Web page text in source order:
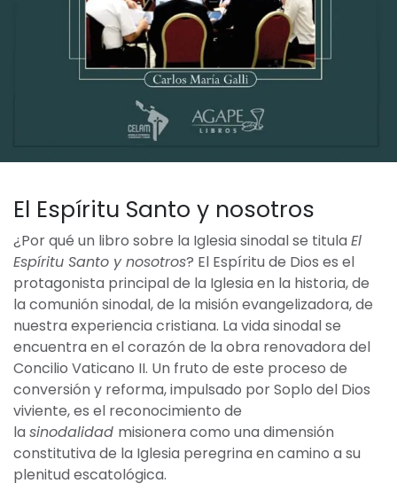
El Espíritu Santo y nosotros
¿Por qué un libro sobre la Iglesia sinodal se titulaEl
Espíritu Santo y nosotros? El Espíritu de Dios es el
protagonista principal de la Iglesia en la historia, de
la comunión sinodal, de la misión evangelizadora, de
nuestra experiencia cristiana. La vida sinodal se
encuentra en el corazón de la obra renovadora del
Concilio Vaticano II. Un fruto de este proceso de
conversión y reforma, impulsado por Soplo del Dios
viviente, es el reconocimiento de
lasinodalidad misionera como una dimensión
constitutiva de la Iglesia peregrina en camino a su
plenitud escatológica.